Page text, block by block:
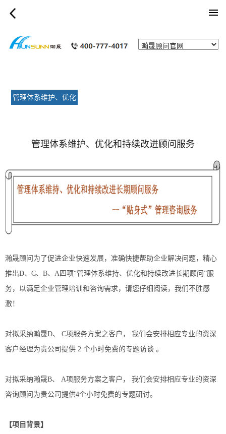
管理体系维护、优化
管理体系维护、优化和持续改进顾问服务
瀚晟顾问为了促进企业快速发展，准确快捷帮助企业解决问题，精心
推出D、C、B、A四项“管理体系维持、优化和持续改进长期顾问”服
务，以满足企业管理培训和咨询需求，请您仔细阅读，我们不胜感
激！
对拟采纳瀚晟D、 C项服务方案之客户， 我们会安排相应专业的资深
客户经理为贵公司提供 2 个小时免费的专题访谈 。
对拟采纳瀚晟B、 A项服务方案之客户， 我们会安排相应专业的资深
咨询顾问为贵公司提供4个小时免费的专题研讨。
【项目背景】